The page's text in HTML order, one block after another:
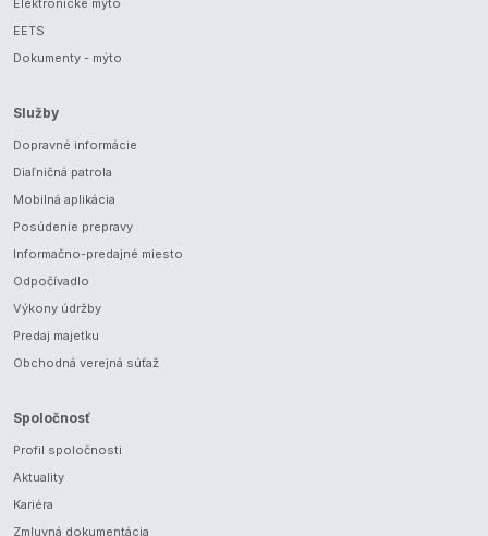
Elektronické mýto
EETS
Dokumenty - mýto
Služby
Dopravné informácie
Diaľničná patrola
Mobilná aplikácia
Posúdenie prepravy
Informačno-predajné miesto
Odpočívadlo
Výkony údržby
Predaj majetku
Obchodná verejná súťaž
Spoločnosť
Profil spoločnosti
Aktuality
Kariéra
Zmluvná dokumentácia